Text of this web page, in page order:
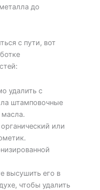
до
с пути, вот
удалить с
штамповочные
или
высушить его в
чтобы удалить